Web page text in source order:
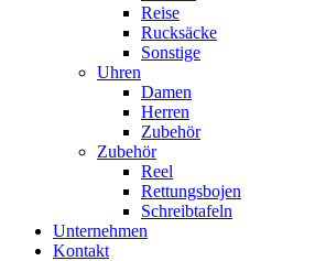
Reise
Rucksäcke
Sonstige
Uhren
Damen
Herren
Zubehör
Zubehör
Reel
Rettungsbojen
Schreibtafeln
Unternehmen
Kontakt